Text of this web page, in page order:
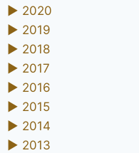
► 2020
► 2019
► 2018
► 2017
► 2016
► 2015
► 2014
► 2013